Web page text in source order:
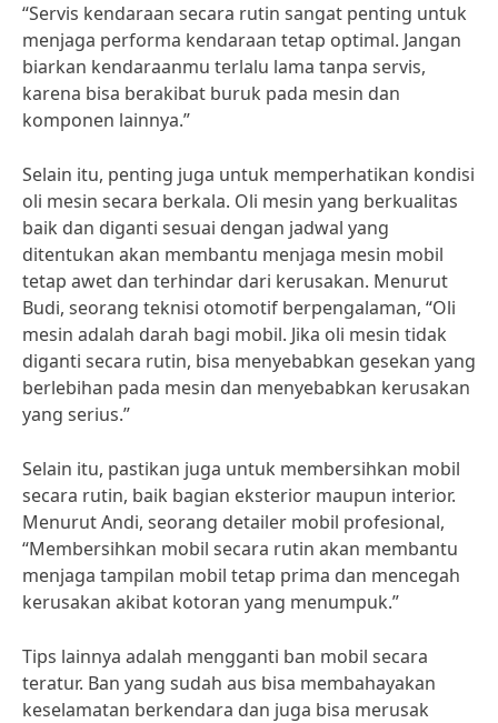
“Servis kendaraan secara rutin sangat penting untuk
menjaga performa kendaraan tetap optimal. Jangan
biarkan kendaraanmu terlalu lama tanpa servis,
karena bisa berakibat buruk pada mesin dan
komponen lainnya.”
Selain itu, penting juga untuk memperhatikan kondisi
oli mesin secara berkala. Oli mesin yang berkualitas
baik dan diganti sesuai dengan jadwal yang
ditentukan akan membantu menjaga mesin mobil
tetap awet dan terhindar dari kerusakan. Menurut
Budi, seorang teknisi otomotif berpengalaman, “Oli
mesin adalah darah bagi mobil. Jika oli mesin tidak
diganti secara rutin, bisa menyebabkan gesekan yang
berlebihan pada mesin dan menyebabkan kerusakan
yang serius.”
Selain itu, pastikan juga untuk membersihkan mobil
secara rutin, baik bagian eksterior maupun interior.
Menurut Andi, seorang detailer mobil profesional,
“Membersihkan mobil secara rutin akan membantu
menjaga tampilan mobil tetap prima dan mencegah
kerusakan akibat kotoran yang menumpuk.”
Tips lainnya adalah mengganti ban mobil secara
teratur. Ban yang sudah aus bisa membahayakan
keselamatan berkendara dan juga bisa merusak